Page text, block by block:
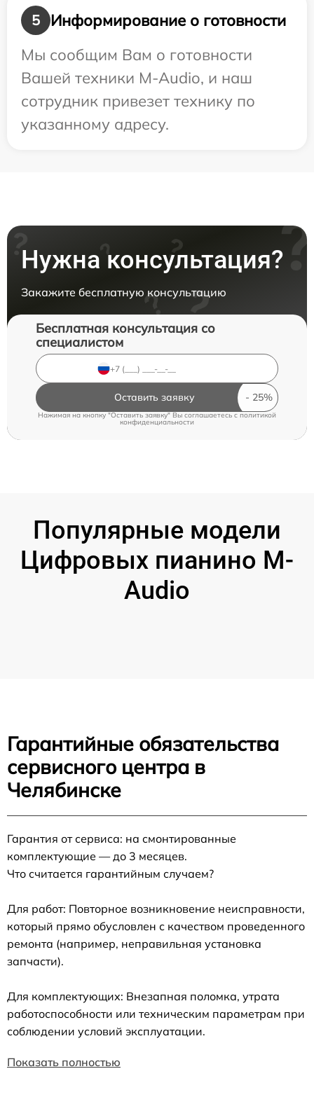
5
Информирование о готовности
Мы сообщим Вам о готовности
Вашей техники M-Audio, и наш
сотрудник привезет технику по
указанному адресу.
Нужна консультация?
Закажите бесплатную консультацию
Бесплатная консультация со
специалистом
Оставить заявку
Нажимая на кнопку "Оставить заявку" Вы соглашаетесь cполитикой
конфиденциальности
Популярные модели
Цифровых пианино M-
Audio
Гарантийные обязательства
сервисного центра в
Челябинске
Гарантия от сервиса: на смонтированные
комплектующие — до 3 месяцев.
Что считается гарантийным случаем?
Для работ: Повторное возникновение неисправности,
который прямо обусловлен с качеством проведенного
ремонта (например, неправильная установка
запчасти).
Для комплектующих: Внезапная поломка, утрата
работоспособности или техническим параметрам при
соблюдении условий эксплуатации.
Показать полностью